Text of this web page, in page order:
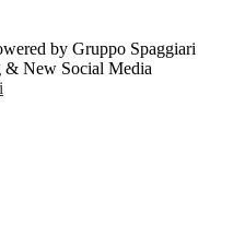
by Gruppo Spaggiari
& New Social Media